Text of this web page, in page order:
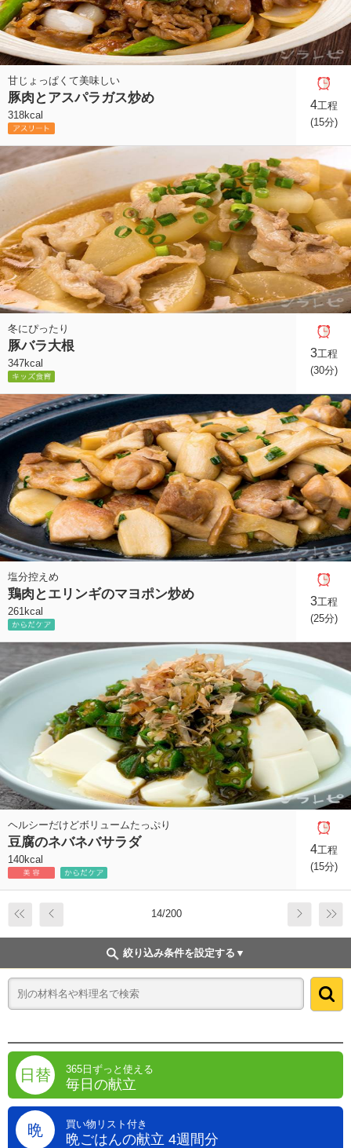
甘じょっぱくて美味しい
豚肉とアスパラガス炒め
318kcal
4工程
(15分)
冬にぴったり
豚バラ大根
347kcal
3工程
(30分)
塩分控えめ
鶏肉とエリンギのマヨポン炒め
261kcal
3工程
(25分)
ヘルシーだけどボリュームたっぷり
豆腐のネバネバサラダ
140kcal
4工程
(15分)
14/200
絞り込み条件を設定する
日替 365日ずっと使える
毎日の献立
晩 買い物リスト付き
晩ごはんの献立 4週間分